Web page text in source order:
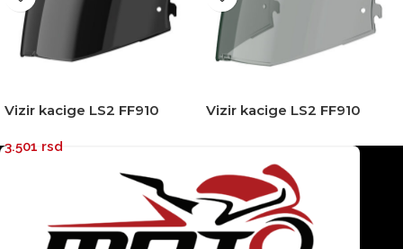
Vizir kacige LS2 FF910
3.501 rsd
Vizir kacige LS2 FF910